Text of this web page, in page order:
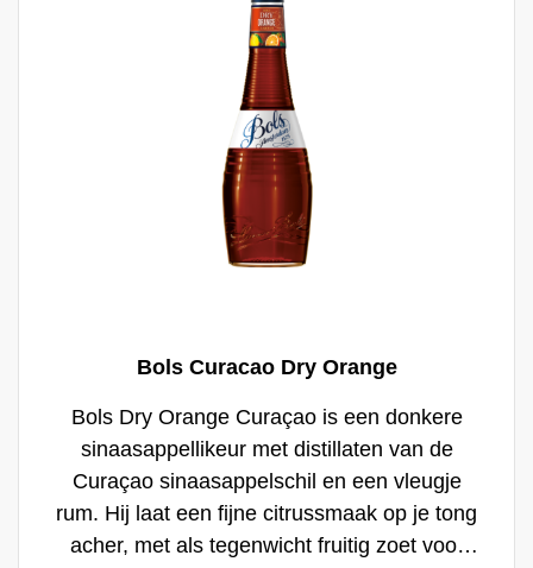
Bols Curacao Dry Orange
Bols Dry Orange Curaçao is een donkere
sinaasappellikeur met distillaten van de
Curaçao sinaasappelschil en een vleugje
rum. Hij laat een fijne citrussmaak op je tong
acher, met als tegenwicht fruitig zoet voor